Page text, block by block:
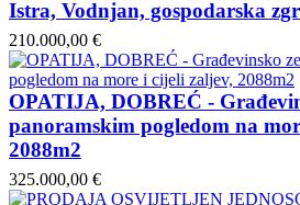
Istra, Vodnjan, gospodarska
210.000,00 €
OPATIJA, DOBREĆ -
panoramskim pogledom na
2088m2
325.000,00 €